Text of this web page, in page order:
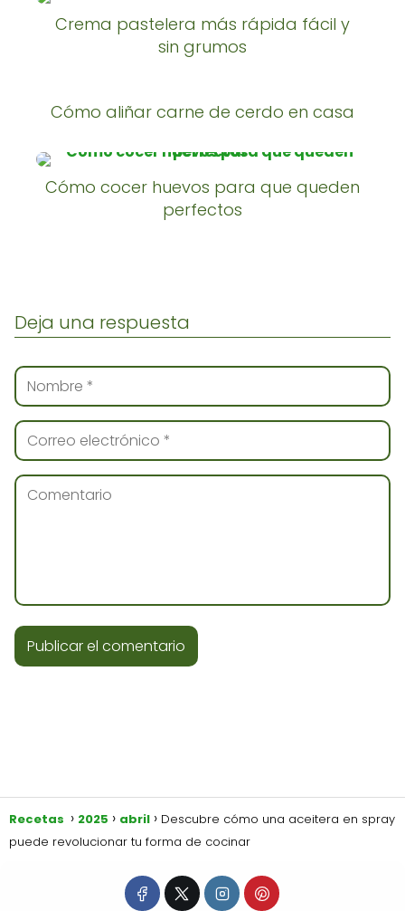
Crema pastelera más rápida fácil y
sin grumos
Cómo aliñar carne de cerdo en casa
Cómo cocer huevos para que queden
perfectos
Deja una respuesta
Recetas 2025 abril
Descubre cómo una aceitera en spray
puede revolucionar tu forma de cocinar